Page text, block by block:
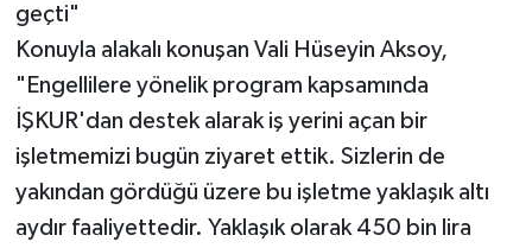
geçti"
Konuyla alakalı konuşan Vali Hüseyin Aksoy,
"Engellilere yönelik program kapsamında
İŞKUR'dan destek alarak iş yerini açan bir
işletmemizi bugün ziyaret ettik. Sizlerin de
yakından gördüğü üzere bu işletme yaklaşık altı
aydır faaliyettedir. Yaklaşık olarak 450 bin lira